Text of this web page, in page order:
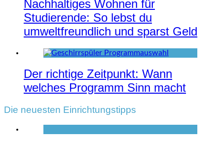
Nachhaltiges Wohnen für
Studierende: So lebst du
umweltfreundlich und sparst Geld
Der richtige Zeitpunkt: Wann
welches Programm Sinn macht
Die neuesten Einrichtungstipps